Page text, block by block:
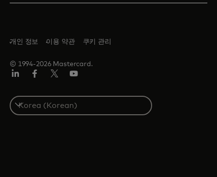
© 1994-2026 Mastercard.
개인 정보 이용 약관 쿠키 관리
S
e
In
ook
터/
X
브